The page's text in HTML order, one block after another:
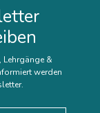
&
werden